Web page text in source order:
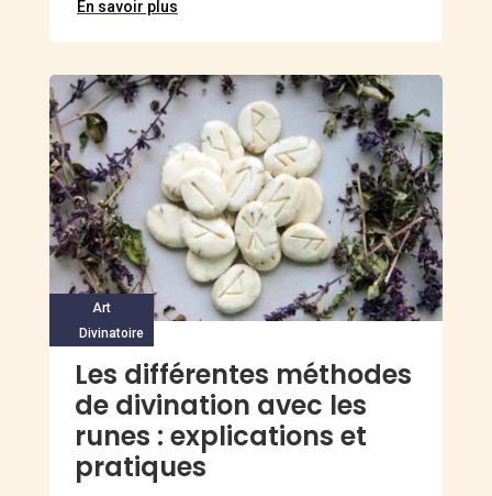
En savoir plus
Art
Divinatoire
Les différentes méthodes
de divination avec les
runes : explications et
pratiques